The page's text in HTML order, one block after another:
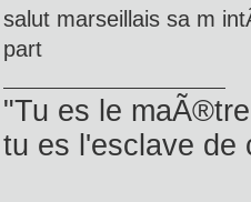
salut marseillais sa m
part
"Tu es le
tu es l'esclave de